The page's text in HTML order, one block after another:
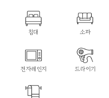
침대 소파
전자레인지 드라이기